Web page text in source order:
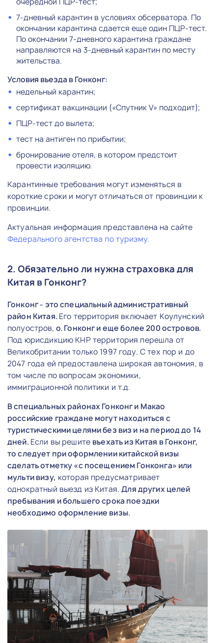
7-дневный карантин в условиях обсерватора. По
окончании карантина сдается еще один ПЦР-тест.
По окончании 7-дневного карантина граждане
направляются на 3-дневный карантин по месту
жительства.
Условия въезда в Гонконг:
недельный карантин;
сертификат вакцинации («Спутник V» подходит);
ПЦР-тест до вылета;
тест на антиген по прибытии;
бронирование отеля, в котором предстоит
провести изоляцию.
Карантинные требования могут изменяться в
короткие сроки и могут отличаться от провинции к
провинции.
Актуальная информация представлена на сайте
Федерального агентства по туризму.
2. Обязательно ли нужна страховка для
Китая в Гонконг?
Гонконг - это специальный административный
район Китая. Его территория включает Коулунский
полуостров, о. Гонконг и еще более 200 островов.
Под юрисдикцию КНР территория перешла от
Великобритании только 1997 году. С тех пор и до
2047 года ей предоставлена широкая автономия, в
том числе по вопросам экономики,
иммиграционной политики и т.д.
В специальных районах Гонконг и Макао
российские граждане могут находиться с
туристическими целями без виз и на период до 14
дней. Если вы решите въехать из Китая в Гонконг,
то следует при оформлении китайской визы
сделать отметку «с посещением Гонконга» или
мульти визу, которая предусматривает
однократный выезд из Китая.Для других целей
пребывания и большего срока поездки
необходимо оформление визы.